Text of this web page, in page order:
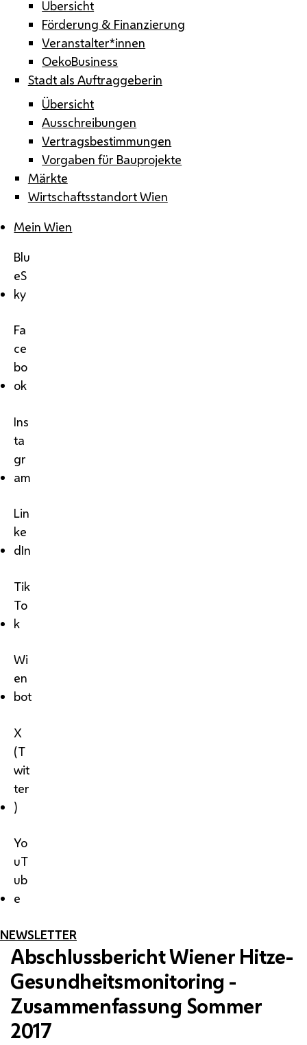
Übersicht
Förderung & Finanzierung
Veranstalter*innen
OekoBusiness
Stadt als Auftraggeberin
Übersicht
Ausschreibungen
Vertragsbestimmungen
Vorgaben für Bauprojekte
Märkte
Wirtschaftsstandort Wien
Mein Wien
Blu
eS
ky
Fa
ce
bo
ok
Ins
ta
gr
am
Lin
ke
dIn
Tik
To
k
Wi
en
bot
X
(T
wit
ter
)
Yo
uT
ub
e
NEWSLETTER
Abschlussbericht Wiener Hitze-
Gesundheitsmonitoring -
Zusammenfassung Sommer
2017